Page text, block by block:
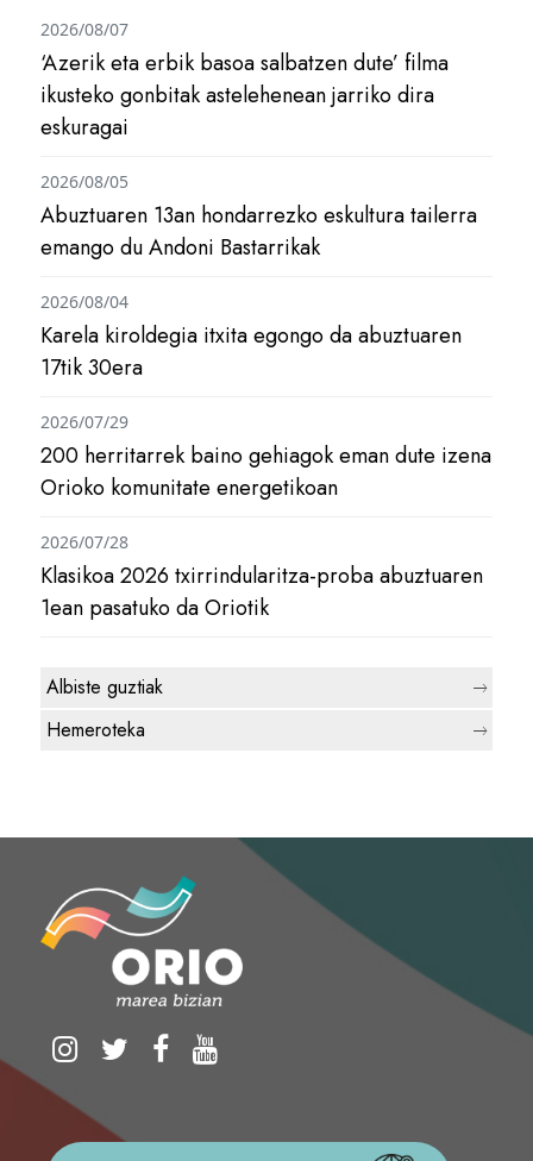
‘Azerik eta erbik basoa salbatzen dute’ filma
ikusteko gonbitak astelehenean jarriko dira
eskuragai
2026/08/07
Abuztuaren 13an hondarrezko eskultura tailerra
emango du Andoni Bastarrikak
2026/08/05
Karela kiroldegia itxita egongo da abuztuaren
17tik 30era
2026/08/04
200 herritarrek baino gehiagok eman dute izena
Orioko komunitate energetikoan
2026/07/29
Klasikoa 2026 txirrindularitza-proba abuztuaren
1ean pasatuko da Oriotik
2026/07/28
Albiste guztiak
Hemeroteka